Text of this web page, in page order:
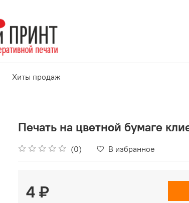
Хиты продаж
Печать на цветной бумаге
(0) В избранное
4 ₽